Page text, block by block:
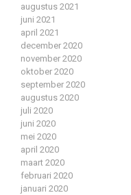
augustus 2021
juni 2021
april 2021
december 2020
november 2020
oktober 2020
september 2020
augustus 2020
juli 2020
juni 2020
mei 2020
april 2020
maart 2020
februari 2020
januari 2020